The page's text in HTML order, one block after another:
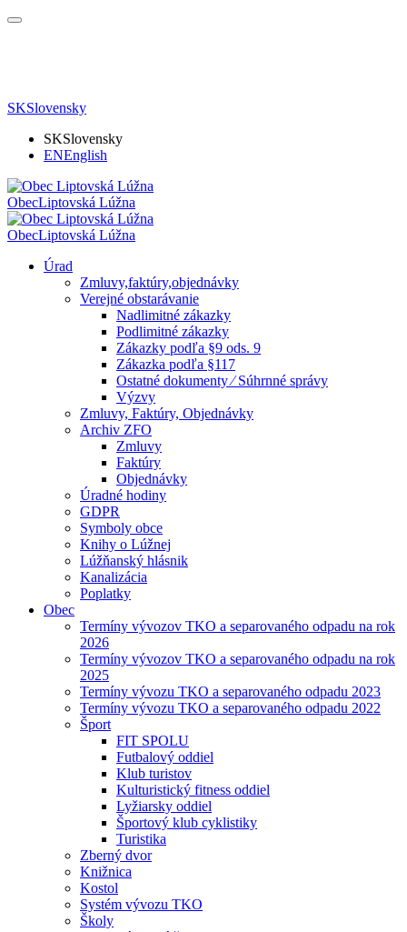
SKSlovensky
SKSlovensky
ENEnglish
ObecLiptovská Lúžna
ObecLiptovská Lúžna
Úrad
Zmluvy,faktúry,objednávky
Verejné obstarávanie
Nadlimitné zákazky
Podlimitné zákazky
Zákazky podľa §9 ods. 9
Zákazka podľa §117
Ostatné dokumenty ⁄ Súhrnné správy
Výzvy
Zmluvy, Faktúry, Objednávky
Archiv ZFO
Zmluvy
Faktúry
Objednávky
Úradné hodiny
GDPR
Symboly obce
Knihy o Lúžnej
Lúžňanský hlásnik
Kanalizácia
Poplatky
Obec
Termíny vývozov TKO a separovaného odpadu na rok
2026
Termíny vývozov TKO a separovaného odpadu na rok
2025
Termíny vývozu TKO a separovaného odpadu 2023
Termíny vývozu TKO a separovaného odpadu 2022
Šport
FIT SPOLU
Futbalový oddiel
Klub turistov
Kulturistický fitness oddiel
Lyžiarsky oddiel
Športový klub cyklistiky
Turistika
Zberný dvor
Knižnica
Kostol
Systém vývozu TKO
Školy